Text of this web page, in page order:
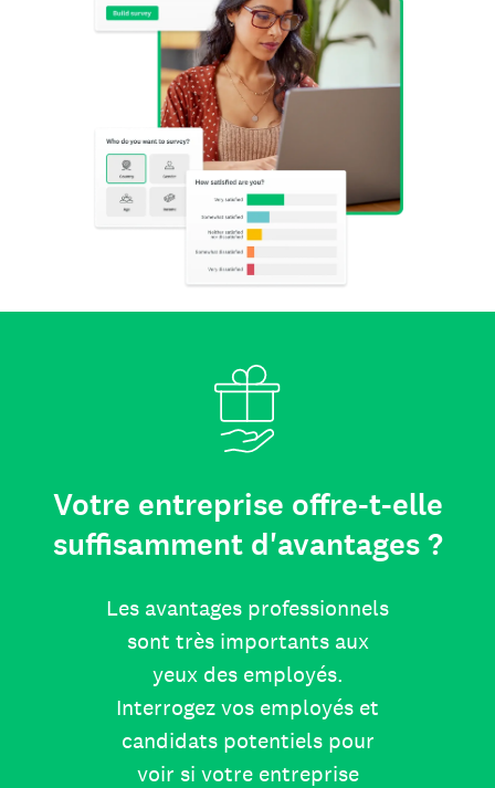
Votre entreprise offre-t-elle
suffisamment d'avantages ?
Les avantages professionnels
sont très importants aux
yeux des employés.
Interrogez vos employés et
candidats potentiels pour
voir si votre entreprise